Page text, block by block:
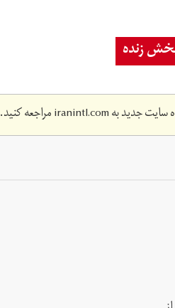
زنده
سایت جدید بهiranintl.comمراجعه کنید.